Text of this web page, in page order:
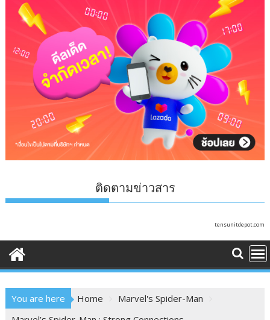
ติดตามข่าวสาร
tensunitdepot.com
You are here Home
Marvel's Spider-Man